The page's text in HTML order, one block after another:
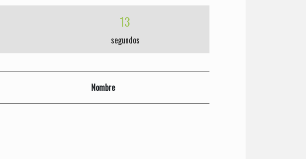
14
segundos
Nombre